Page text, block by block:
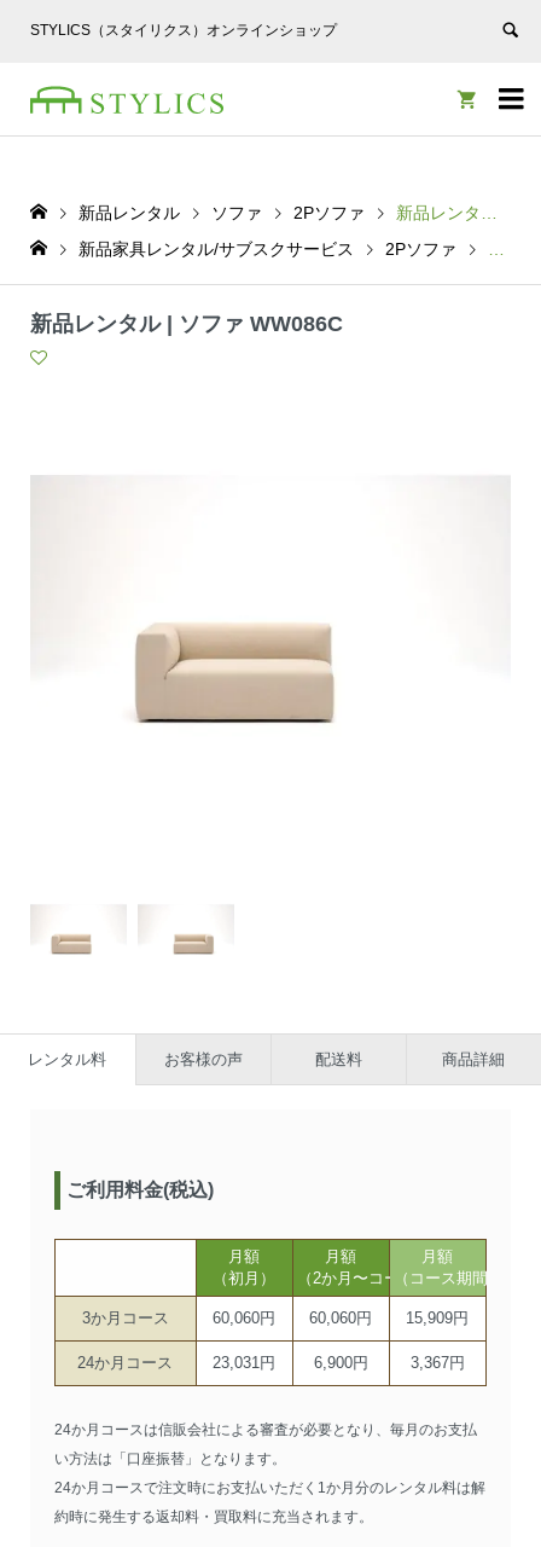
STYLICS（スタイリクス）オンラインショップ


新品レンタル ソファ 2Pソファ
新品レンタル | ソファ WW086C
新品家具レンタル/サブスクサービス
2Pソファ
新品レンタル | ソファ WW086C
レンタル料 お客様の声 配送料 商品詳細
ご利用料金(税込)
月額
（初月）
月額
（2か月〜コース期間まで）
月額
（コース期間以降）
3か月コース 60,060円 60,060円 15,909円
24か月コース 23,031円 6,900円 3,367円
24か月コースは信販会社による審査が必要となり、毎月のお支払
い方法は「口座振替」となります。
24か月コースで注文時にお支払いただく1か月分のレンタル料は解
約時に発生する返却料・買取料に充当されます。